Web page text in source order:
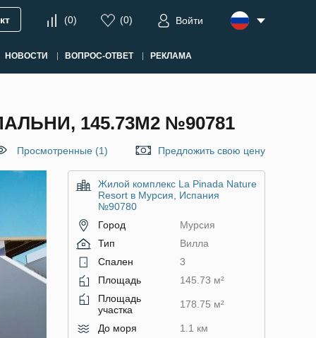
(0) (0) Войти
НОВОСТИ ВОПРОС-ОТВЕТ РЕКЛАМА
145.73М2 №90781
Просмотренные (1) Предложить свою цену
Жилой комплекс La Pinada Nature
Resort в Мурсия, Испания
№90780
Город
Мурсия
Тип
Вилла
Спален
3
Площадь
145.73 м²
Площадь
участка
178.75 м²
До моря
1.1 км